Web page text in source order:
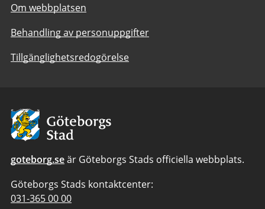
Om webbplatsen
Behandling av personuppgifter
Tillgänglighetsredogörelse
Avsändare:
Göteborgs
Stad
goteborg.seär Göteborgs Stads officiella webbplats.
Göteborgs Stads kontaktcenter:
Telefonnummer
031-365 00 00